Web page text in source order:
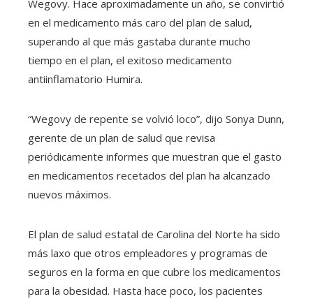
Wegovy. Hace aproximadamente un año, se convirtió
en el medicamento más caro del plan de salud,
superando al que más gastaba durante mucho
tiempo en el plan, el exitoso medicamento
antiinflamatorio Humira.
“Wegovy de repente se volvió loco”, dijo Sonya Dunn,
gerente de un plan de salud que revisa
periódicamente informes que muestran que el gasto
en medicamentos recetados del plan ha alcanzado
nuevos máximos.
El plan de salud estatal de Carolina del Norte ha sido
más laxo que otros empleadores y programas de
seguros en la forma en que cubre los medicamentos
para la obesidad. Hasta hace poco, los pacientes